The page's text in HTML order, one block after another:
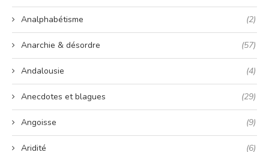
Analphabétisme (2)
Anarchie & désordre (57)
Andalousie (4)
Anecdotes et blagues (29)
Angoisse (9)
Aridité (6)